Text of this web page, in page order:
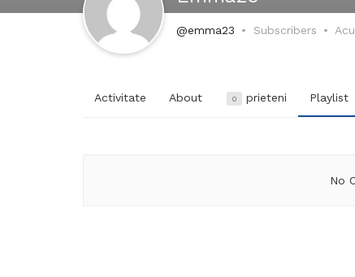
@emma23 Subscribers
Activitate About 0 prieteni Playlist
No